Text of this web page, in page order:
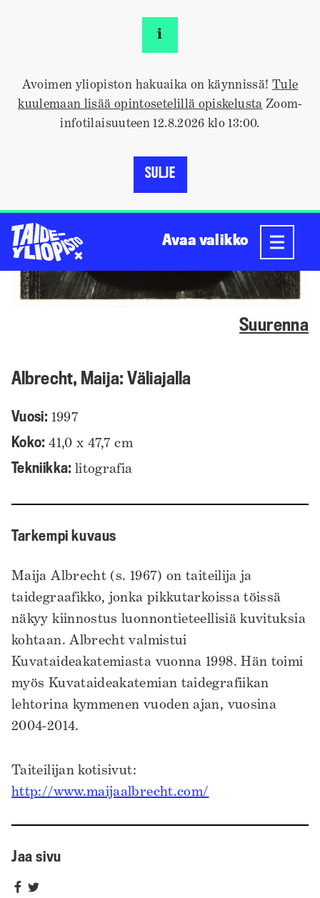
i
Avoimen yliopiston hakuaika on käynnissä! Tule
kuulemaan lisää opintosetelillä opiskelusta Zoom-
infotilaisuuteen 12.8.2026 klo 13:00.
SULJE
Avaa valikko
Kokoelmat Albrecht, Maija: Väliajalla
Suurenna
Albrecht, Maija: Väliajalla
Vuosi: 1997
Koko:41,0 x 47,7 cm
Tekniikka: litografia
Tarkempi kuvaus
Maija Albrecht (s. 1967) on taiteilija ja
taidegraafikko, jonka pikkutarkoissa töissä
näkyy kiinnostus luonnontieteellisiä kuvituksia
kohtaan. Albrecht valmistui
Kuvataideakatemiasta vuonna 1998. Hän toimi
myös Kuvataideakatemian taidegrafiikan
lehtorina kymmenen vuoden ajan, vuosina
2004-2014.
Taiteilijan kotisivut:
http://www.maijaalbrecht.com/
Jaa sivu
JaaJaa